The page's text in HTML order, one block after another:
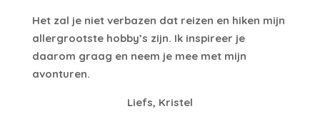
Het zal je niet verbazen dat reizen en hiken mijn
allergrootste hobby’s zijn. Ik inspireer je
daarom graag en neem je mee met mijn
avonturen.
Liefs, Kristel